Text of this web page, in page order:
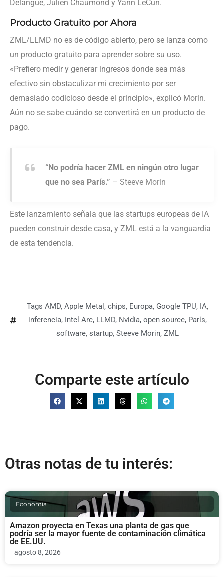
Delangue, Julien Chaumond y Yann LeCun.
Producto Gratuito por Ahora
ZML/LLMD no es de código abierto, pero se lanza como
un producto gratuito para aprender sobre su uso.
«Prefiero medir y generar ingresos donde sea más
efectivo sin obstaculizar mi crecimiento por ser
demasiado codicioso desde el principio», explicó Morin.
Aún no se sabe cuándo se convertirá en un producto de
pago.
“No podría hacer ZML en ningún otro lugar
que no sea París.” – Steeve Morin
Este lanzamiento señala que las startups europeas de IA
pueden construir desde casa, y ZML está a la vanguardia
de esta tendencia.
Tags AMD, Apple Metal , chips, Europa, Google TPU, IA,
inferencia, Intel Arc, LLMD, Nvidia, open source, París,
software, startup, Steeve Morin, ZML
Comparte este artículo
Otras notas de tu interés:
Economia
Amazon proyecta en Texas una planta de gas que
podría ser la mayor fuente de contaminación climática
de EE.UU.
agosto 8, 2026